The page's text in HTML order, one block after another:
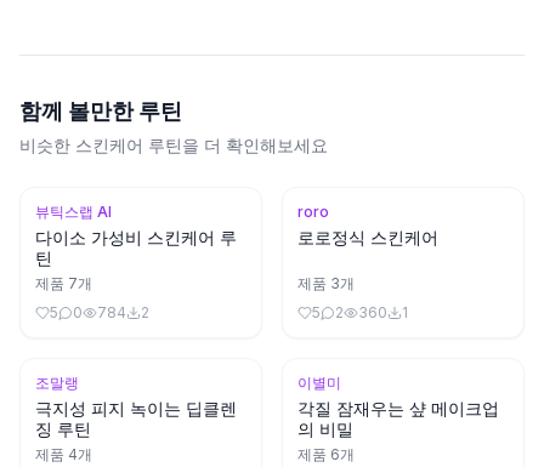
함께 볼만한 루틴
비슷한 스킨케어 루틴을 더 확인해보세요
뷰틱스랩 AI
다이소 가성비 스킨케어 루
틴
제품 7개
5
0 784 2
roro
로로정식 스킨케어
제품 3개
5
2 360 1
조말랭
극지성 피지 녹이는 딥클렌
징 루틴
제품 4개
이별미
각질 잠재우는 샾 메이크업
의 비밀
제품 6개